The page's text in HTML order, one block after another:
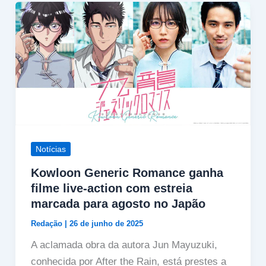
Notícias
Kowloon Generic Romance ganha
filme live-action com estreia
marcada para agosto no Japão
Redação 26 de junho de 2025
A aclamada obra da autora Jun Mayuzuki,
conhecida por After the Rain, está prestes a